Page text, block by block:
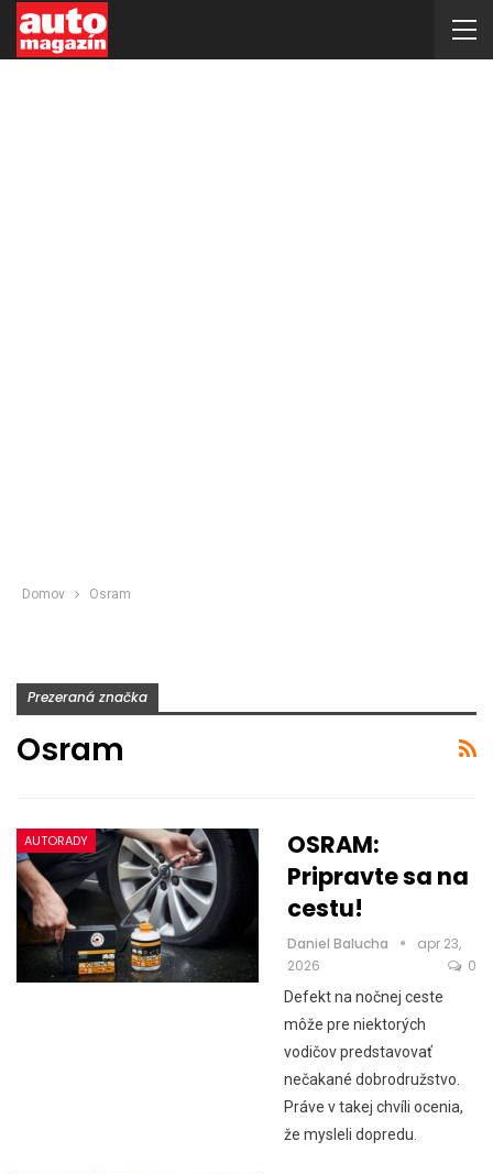
Domov Osram
Prezeraná značka
Osram
AUTORADY
OSRAM:
Pripravte sa na
cestu!
Daniel Balucha
apr 23,
2026
0
Defekt na nočnej ceste
môže pre niektorých
vodičov predstavovať
nečakané dobrodružstvo.
Práve v takej chvíli ocenia,
že mysleli dopredu.